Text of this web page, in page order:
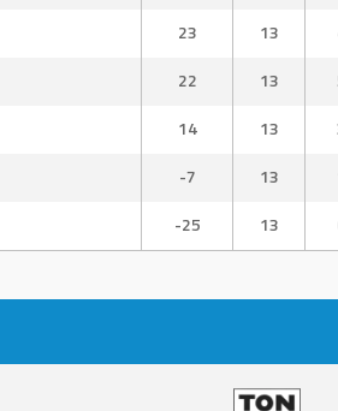
23 13
22 13
14 13
-7 13
-25 13